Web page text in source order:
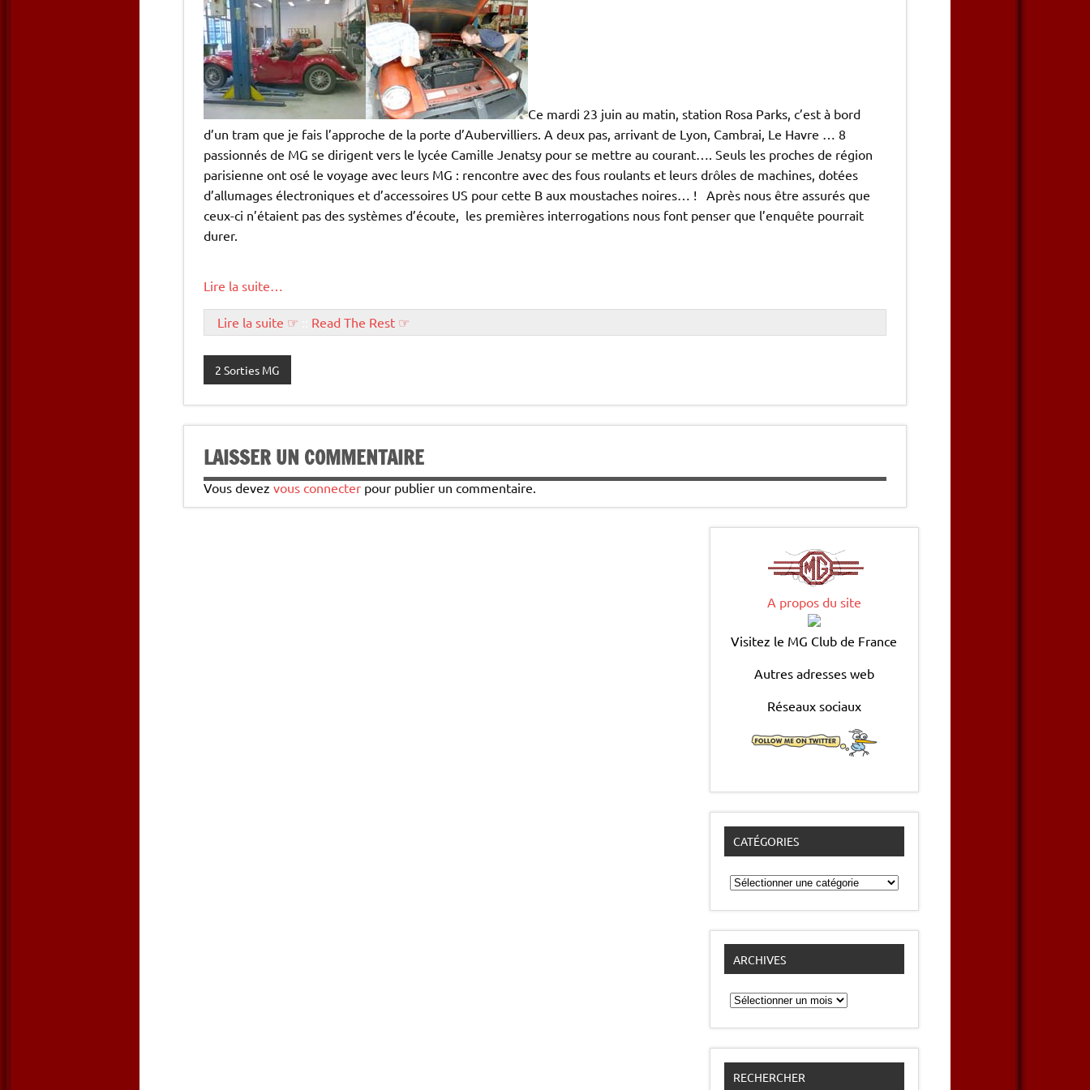
Ce mardi 23 juin au matin, station Rosa Parks, c’est à bord
d’un tram que je fais l’approche de la porte d’Aubervilliers. A deux pas, arrivant de Lyon, Cambrai, Le Havre … 8
passionnés de MG se dirigent vers le lycée Camille Jenatsy pour se mettre au courant…. Seuls les proches de région
parisienne ont osé le voyage avec leurs MG : rencontre avec des fous roulants et leurs drôles de machines, dotées
d’allumages électroniques et d’accessoires US pour cette B aux moustaches noires… ! Après nous être assurés que
ceux-ci n’étaient pas des systèmes d’écoute, les premières interrogations nous font penser que l’enquête pourrait
durer.
Lire la suite…
Lire la suite ☞ Read The Rest ☞
2 Sorties MG
LAISSER UN COMMENTAIRE
Vous devez vous connecter pour publier un commentaire.
A propos du site
Visitez le MG Club de France
Autres adresses web
Réseaux sociaux
CATÉGORIES
Catégories
ARCHIVES
Archives
RECHERCHER